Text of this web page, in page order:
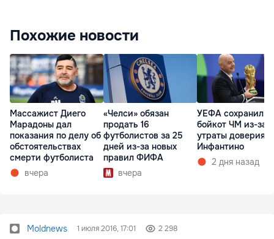
Похожие новости
Массажист Диего
Марадоны дал
показания по делу об
обстоятельствах
смерти футболиста
вчера
«Челси» обязан
продать 16
футболистов за 25
дней из-за новых
правил ФИФА
вчера
УЕФА сохранил
бойкот ЧМ из-за
утраты доверия к
Инфантино
2 дня назад
Moldnews 1 июля 2016, 17:01 2 298